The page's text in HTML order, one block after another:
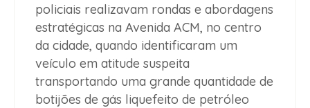
policiais realizavam rondas e abordagens
estratégicas na Avenida ACM, no centro
da cidade, quando identificaram um
veículo em atitude suspeita
transportando uma grande quantidade de
botijões de gás liquefeito de petróleo